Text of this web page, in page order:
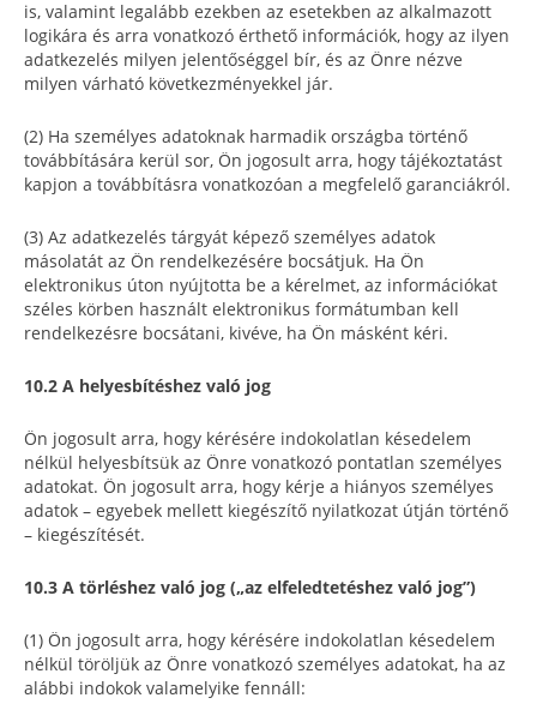
is, valamint legalább ezekben az esetekben az alkalmazott
logikára és arra vonatkozó érthető információk, hogy az ilyen
adatkezelés milyen jelentőséggel bír, és az Önre nézve
milyen várható következményekkel jár.
(2) Ha személyes adatoknak harmadik országba történő
továbbítására kerül sor, Ön jogosult arra, hogy tájékoztatást
kapjon a továbbításra vonatkozóan a megfelelő garanciákról.
(3) Az adatkezelés tárgyát képező személyes adatok
másolatát az Ön rendelkezésére bocsátjuk. Ha Ön
elektronikus úton nyújtotta be a kérelmet, az információkat
széles körben használt elektronikus formátumban kell
rendelkezésre bocsátani, kivéve, ha Ön másként kéri.
10.2 A helyesbítéshez való jog
Ön jogosult arra, hogy kérésére indokolatlan késedelem
nélkül helyesbítsük az Önre vonatkozó pontatlan személyes
adatokat. Ön jogosult arra, hogy kérje a hiányos személyes
adatok – egyebek mellett kiegészítő nyilatkozat útján történő
– kiegészítését.
10.3 A törléshez való jog („az elfeledtetéshez való jog”)
(1) Ön jogosult arra, hogy kérésére indokolatlan késedelem
nélkül töröljük az Önre vonatkozó személyes adatokat, ha az
alábbi indokok valamelyike fennáll: